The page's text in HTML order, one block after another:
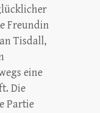
Freundin
Tisdall,
eine
Die
Partie